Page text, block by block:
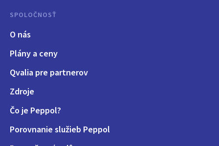
SPOLOČNOSŤ
O nás
Plány a ceny
Qvalia pre partnerov
Zdroje
Čo je Peppol?
Porovnanie služieb Peppol